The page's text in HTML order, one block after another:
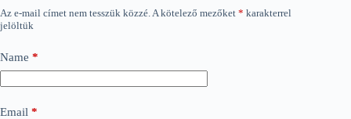
Az e-mail címet nem tesszük közzé.A kötelező mezőket * karakterrel
jelöltük
Name *
Email *